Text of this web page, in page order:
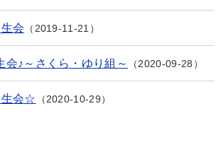
会 2019-11-21
会♪～さくら・ゆり組～ 2020-09-28
生会☆ 2020-10-29